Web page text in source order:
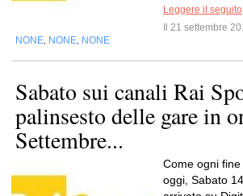
Leggere il seguito
Il 21 settembre
NONE NONE NONE
Sabato sui canali Rai
palinsesto delle gare in
Settembre...
Come ogni
oggi, Sabato